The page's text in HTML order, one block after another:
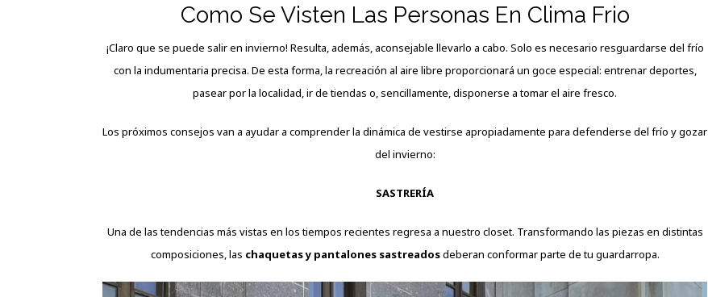
Como Se Visten Las Personas En Clima Frio
¡Claro que se puede salir en invierno! Resulta, además, aconsejable llevarlo a cabo. Solo es necesario resguardarse del frío
con la indumentaria precisa. De esta forma, la recreación al aire libre proporcionará un goce especial: entrenar deportes,
pasear por la localidad, ir de tiendas o, sencillamente, disponerse a tomar el aire fresco.
Los próximos consejos van a ayudar a comprender la dinámica de vestirse apropiadamente para defenderse del frío y gozar
del invierno:
SASTRERÍA
Una de las tendencias más vistas en los tiempos recientes regresa a nuestro closet. Transformando las piezas en distintas
composiciones, las chaquetas y pantalones sastreadosdeberan conformar parte de tu guardarropa.